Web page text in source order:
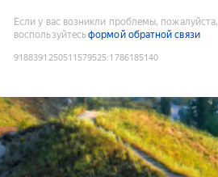
Если у вас возникли проблемы, пожалуйста,
воспользуйтесьформой обратной связи
9188391250511579525:1786185140